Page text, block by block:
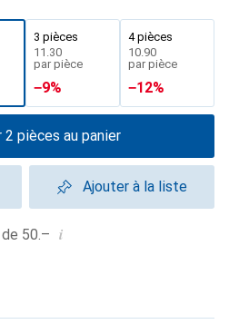
3 pièces
CHF
11.30
par pièce
−9%
4 pièces
CHF
10.90
par pièce
−12%
2 pièces au panier
Ajouter à la liste
50.– i